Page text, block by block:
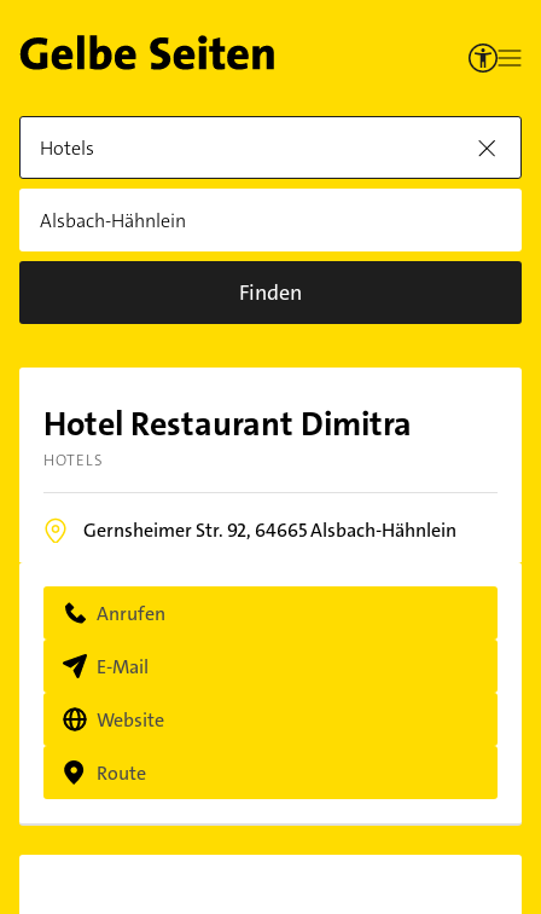
Finden
Hotel Restaurant Dimitra
HOTELS
Gernsheimer Str. 92, 64665Alsbach-Hähnlein
Anrufen
E-Mail
Website
Route